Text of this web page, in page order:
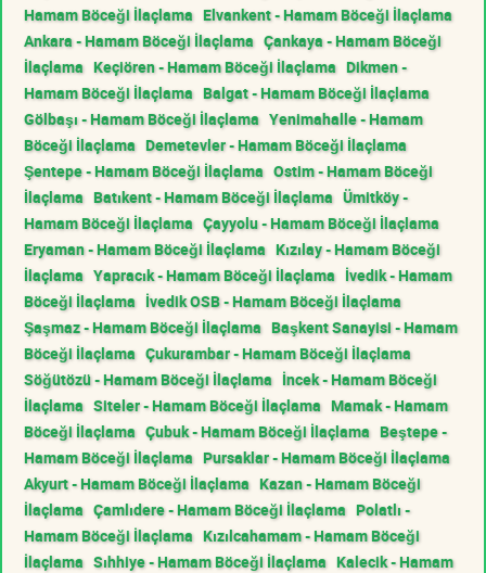
Hamam Böceği İlaçlama Elvankent - Hamam Böceği İlaçlama
Ankara - Hamam Böceği İlaçlama Çankaya - Hamam Böceği
İlaçlama Keçiören - Hamam Böceği İlaçlama Dikmen -
Hamam Böceği İlaçlama Balgat - Hamam Böceği İlaçlama
Gölbaşı - Hamam Böceği İlaçlama Yenimahalle - Hamam
Böceği İlaçlama Demetevler - Hamam Böceği İlaçlama
Şentepe - Hamam Böceği İlaçlama Ostim - Hamam Böceği
İlaçlama Batıkent - Hamam Böceği İlaçlama Ümitköy -
Hamam Böceği İlaçlama Çayyolu - Hamam Böceği İlaçlama
Eryaman - Hamam Böceği İlaçlama Kızılay - Hamam Böceği
İlaçlama Yapracık - Hamam Böceği İlaçlama İvedik - Hamam
Böceği İlaçlama İvedik OSB - Hamam Böceği İlaçlama
Şaşmaz - Hamam Böceği İlaçlama Başkent Sanayisi - Hamam
Böceği İlaçlama Çukurambar - Hamam Böceği İlaçlama
Söğütözü - Hamam Böceği İlaçlama İncek - Hamam Böceği
İlaçlama Siteler - Hamam Böceği İlaçlama Mamak - Hamam
Böceği İlaçlama Çubuk - Hamam Böceği İlaçlama Beştepe -
Hamam Böceği İlaçlama Pursaklar - Hamam Böceği İlaçlama
Akyurt - Hamam Böceği İlaçlama Kazan - Hamam Böceği
İlaçlama Çamlıdere - Hamam Böceği İlaçlama Polatlı -
Hamam Böceği İlaçlama Kızılcahamam - Hamam Böceği
İlaçlama Sıhhiye - Hamam Böceği İlaçlama Kalecik - Hamam